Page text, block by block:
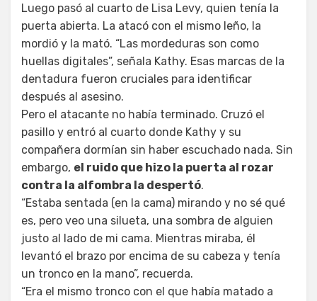
Luego pasó al cuarto de Lisa Levy, quien tenía la
puerta abierta. La atacó con el mismo leño, la
mordió y la mató. “Las mordeduras son como
huellas digitales”, señala Kathy. Esas marcas de la
dentadura fueron cruciales para identificar
después al asesino.
Pero el atacante no había terminado. Cruzó el
pasillo y entró al cuarto donde Kathy y su
compañera dormían sin haber escuchado nada. Sin
embargo, el ruido que hizo la puerta al rozar
contra la alfombra la despertó.
“Estaba sentada (en la cama) mirando y no sé qué
es, pero veo una silueta, una sombra de alguien
justo al lado de mi cama. Mientras miraba, él
levantó el brazo por encima de su cabeza y tenía
un tronco en la mano”, recuerda.
“Era el mismo tronco con el que había matado a